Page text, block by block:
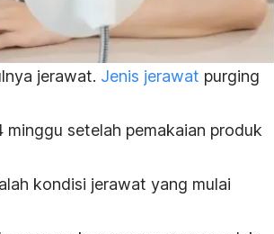
jerawat. Jenis jerawat purging
minggu setelah pemakaian produk
kondisi jerawat yang mulai